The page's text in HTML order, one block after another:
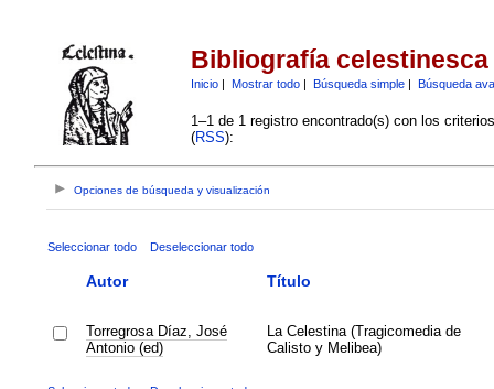
Bibliografía celestinesca
Inicio| Mostrar todo| Búsqueda simple| Búsqueda
1–1 de 1 registro encontrado(s) con los
(RSS):
Opciones de búsqueda y visualización
Seleccionar todo Deseleccionar todo
Autor Título
Torregrosa Díaz, José
Antonio (ed)
La Celestina (Tragicomedia de
Calisto y Melibea)